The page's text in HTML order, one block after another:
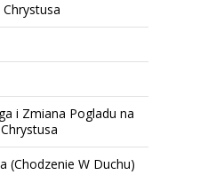
i Zmiana Pogladu na
(Chodzenie W Duchu)